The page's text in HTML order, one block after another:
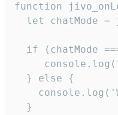
function
let chatMode =
if (chatMode
  } else {
  }